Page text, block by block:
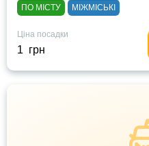
ПО МІСТУ МІЖМІСЬКІ
Ціна посадки
1 грн